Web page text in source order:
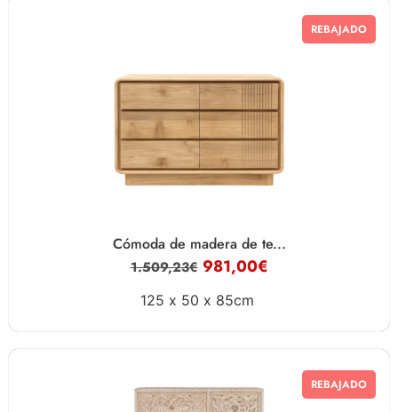
REBAJADO
Cómoda de madera de te...
1.509,23€ 981,00€
125 x 50 x 85cm
REBAJADO